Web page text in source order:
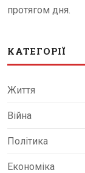
протягом дня.
КАТЕГОРІЇ
Життя
Війна
Політика
Економіка